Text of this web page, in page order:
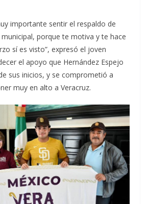
importante sentir el respaldo de
porque te motiva y te hace
sí es visto”, expresó el joven
el apoyo que Hernández Espejo
sus inicios, y se comprometió a
muy en alto a Veracruz.